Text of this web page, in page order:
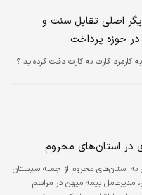
اصلی تقابل سنت و
در حوزه پرداخت
کارمزد کارت به کارت دقت کرده‌اید ؟
در استان‌های محروم
استان‌های محروم از جمله سیستان
بیمه میهن در مراسم